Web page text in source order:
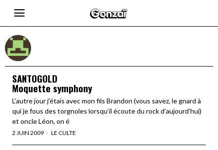
SANTOGOLD
Moquette symphony
L’autre jour j’étais avec mon fils Brandon (vous savez, le gnard à
qui je fous des torgnoles lorsqu’il écoute du rock d’aujourd’hui)
et oncle Léon, on é
2 JUIN 2009 LE CULTE